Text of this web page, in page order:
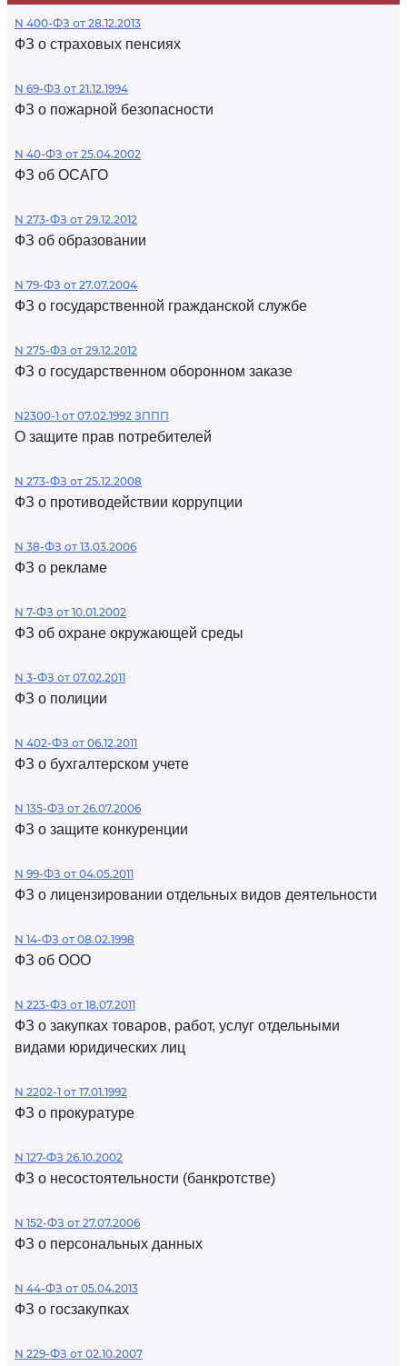
N 400-ФЗ от 28.12.2013
ФЗ о страховых пенсиях
N 69-ФЗ от 21.12.1994
ФЗ о пожарной безопасности
N 40-ФЗ от 25.04.2002
ФЗ об ОСАГО
N 273-ФЗ от 29.12.2012
ФЗ об образовании
N 79-ФЗ от 27.07.2004
ФЗ о государственной гражданской службе
N 275-ФЗ от 29.12.2012
ФЗ о государственном оборонном заказе
N2300-1 от 07.02.1992 ЗППП
О защите прав потребителей
N 273-ФЗ от 25.12.2008
ФЗ о противодействии коррупции
N 38-ФЗ от 13.03.2006
ФЗ о рекламе
N 7-ФЗ от 10.01.2002
ФЗ об охране окружающей среды
N 3-ФЗ от 07.02.2011
ФЗ о полиции
N 402-ФЗ от 06.12.2011
ФЗ о бухгалтерском учете
N 135-ФЗ от 26.07.2006
ФЗ о защите конкуренции
N 99-ФЗ от 04.05.2011
ФЗ о лицензировании отдельных видов деятельности
N 14-ФЗ от 08.02.1998
ФЗ об ООО
N 223-ФЗ от 18.07.2011
ФЗ о закупках товаров, работ, услуг отдельными
видами юридических лиц
N 2202-1 от 17.01.1992
ФЗ о прокуратуре
N 127-ФЗ 26.10.2002
ФЗ о несостоятельности (банкротстве)
N 152-ФЗ от 27.07.2006
ФЗ о персональных данных
N 44-ФЗ от 05.04.2013
ФЗ о госзакупках
N 229-ФЗ от 02.10.2007